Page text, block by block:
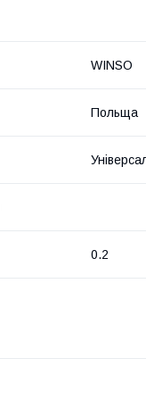
WINSO
Польща
0.2